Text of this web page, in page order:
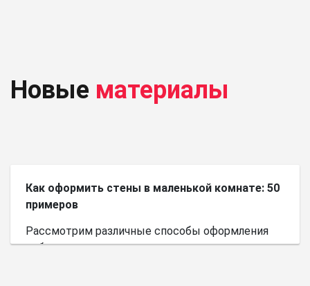
Новые материалы
Как оформить стены в маленькой комнате: 50
примеров
Рассмотрим различные способы оформления
небольшого пространства.